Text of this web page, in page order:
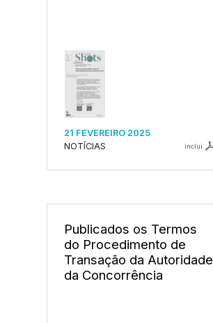
21 FEVEREIRO 2025
NOTÍCIAS
inclui
Publicados os Termos
do Procedimento de
Transação da Autoridade
da Concorrência